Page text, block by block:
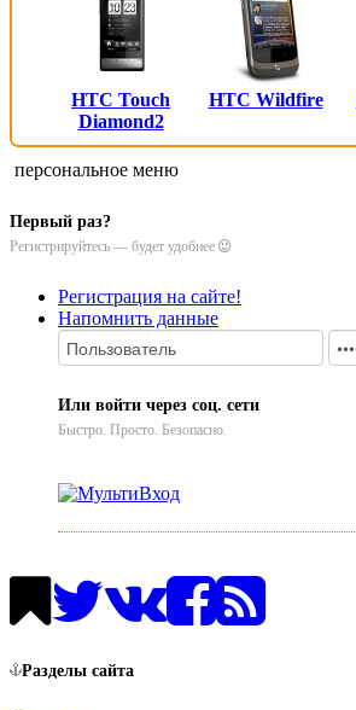
HTC Touch
Diamond2
HTC Wildfire
персональное меню
Первый раз?
Регистрируйтесь — будет удобнее
Регистрация на сайте!
Напомнить данные
Или войти через соц. сети
Быстро. Просто. Безопасно.
Разделы сайта